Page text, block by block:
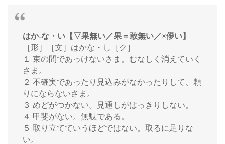
はか‐な・い【▽果無い／果＝敢無い／×儚い】
［形］［文］はかな・し［ク］
１ 束の間であっけないさま。むなしく消えていく
さま。
２ 不確実であったり見込みがなかったりして、頼
りにならないさま。
３ めどがつかない。見通しがはっきりしない。
４ 甲斐がない。無駄である。
５ 取り立てていうほどではない。取るに足りな
い。